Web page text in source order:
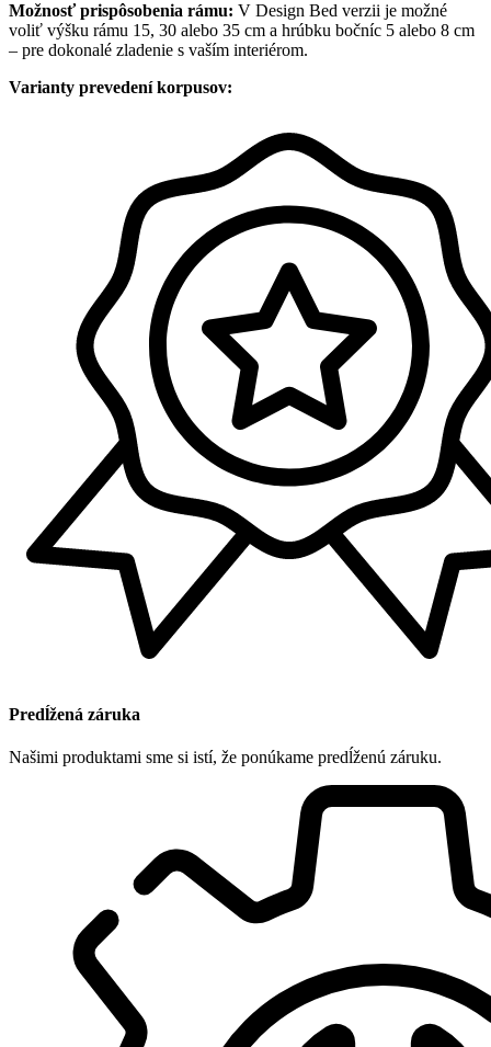
Možnosť prispôsobenia rámu: V Design Bed verzii je možné
voliť výšku rámu 15, 30 alebo 35 cm a hrúbku bočníc 5 alebo 8 cm
– pre dokonalé zladenie s vaším interiérom.
Varianty prevedení korpusov:
Predĺžená záruka
Našimi produktami sme si istí, že ponúkame predĺženú záruku.